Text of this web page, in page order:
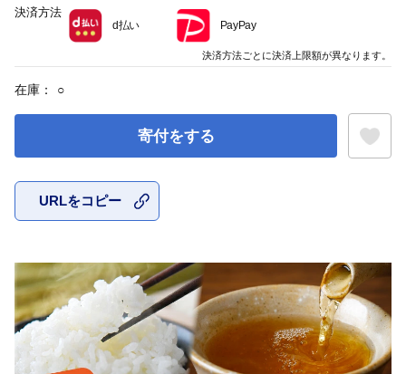
在庫： ○
寄付をする
URLをコピー
決済方法
d払い PayPay
決済方法ごとに決済上限額が異なります。